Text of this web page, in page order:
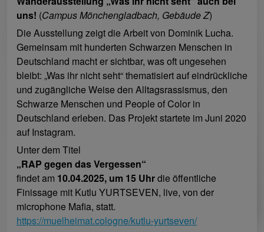
uns! (Campus Mönchengladbach, Gebäude Z)
Die Ausstellung zeigt die Arbeit von Dominik Lucha.
Gemeinsam mit hunderten Schwarzen Menschen in
Deutschland macht er sichtbar, was oft ungesehen
bleibt: „Was ihr nicht seht“ thematisiert auf eindrückliche
und zugängliche Weise den Alltagsrassismus, den
Schwarze Menschen und People of Color in
Deutschland erleben. Das Projekt startete im Juni 2020
auf Instagram.
Unter dem Titel
„RAP gegen das Vergessen“
findet am 10.04.2025, um 15 Uhrdie öffentliche
Finissage mit Kutlu YURTSEVEN, live, von der
microphone Mafia, statt.
https://muelheimat.cologne/kutlu-yurtseven/